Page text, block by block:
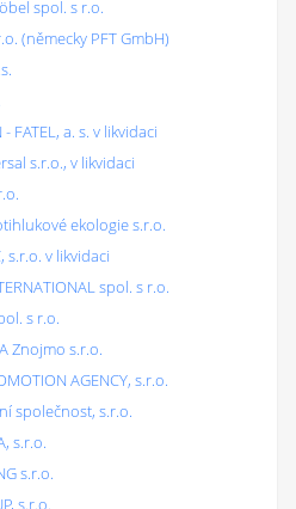
spol. s r.o.
(německy PFT GmbH)
- FATEL, a. s. v likvidaci
s.r.o., v likvidaci
ekologie s.r.o.
s.r.o. v likvidaci
spol. s r.o.
s r.o.
Znojmo s.r.o.
AGENCY, s.r.o.
společnost, s.r.o.
s.r.o.
s.r.o.
s.r.o.